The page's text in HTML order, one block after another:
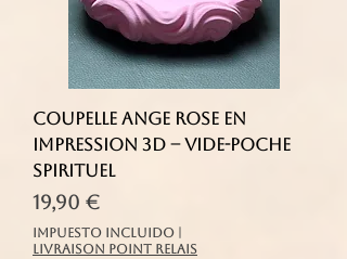
Coupelle ange rose en
impression 3D – vide-poche
spirituel
Precio
19,90 €
Impuesto incluido
livraison point relais